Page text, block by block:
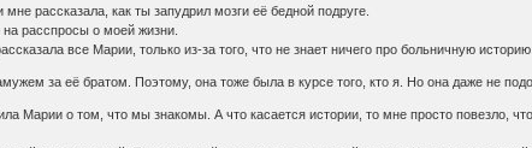
рассказала, как ты запудрил мозги её бедной подруге.
расспросы о моей жизни.
все Марии, только из-за того, что не знает ничего про больничную
за её братом. Поэтому, она тоже была в курсе того, кто я. Но она даже не
Марии о том, что мы знакомы. А что касается истории, то мне просто повезло,